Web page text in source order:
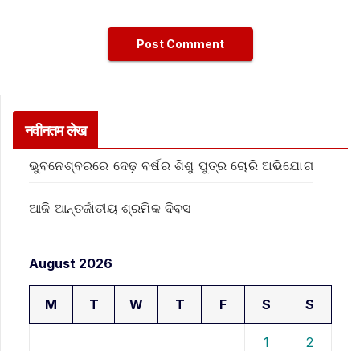
नवीनतम लेख
ଭୁବନେଶ୍ବରରେ ଦେଢ଼ ବର୍ଷର ଶିଶୁ ପୁତ୍ର ଚୋରି ଅଭିଯୋଗ
ଆଜି ଆନ୍ତର୍ଜାତୀୟ ଶ୍ରମିକ ଦିବସ
August 2026
M T W T F S S
1 2